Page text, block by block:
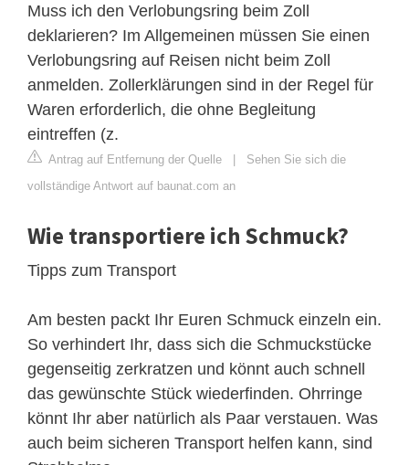
Muss ich den Verlobungsring beim Zoll
deklarieren? Im Allgemeinen müssen Sie einen
Verlobungsring auf Reisen nicht beim Zoll
anmelden. Zollerklärungen sind in der Regel für
Waren erforderlich, die ohne Begleitung
eintreffen (z.
Antrag auf Entfernung der Quelle | Sehen Sie sich die
vollständige Antwort auf baunat.com an
Wie transportiere ich Schmuck?
Tipps zum Transport
Am besten packt Ihr Euren Schmuck einzeln ein.
So verhindert Ihr, dass sich die Schmuckstücke
gegenseitig zerkratzen und könnt auch schnell
das gewünschte Stück wiederfinden. Ohrringe
könnt Ihr aber natürlich als Paar verstauen. Was
auch beim sicheren Transport helfen kann, sind